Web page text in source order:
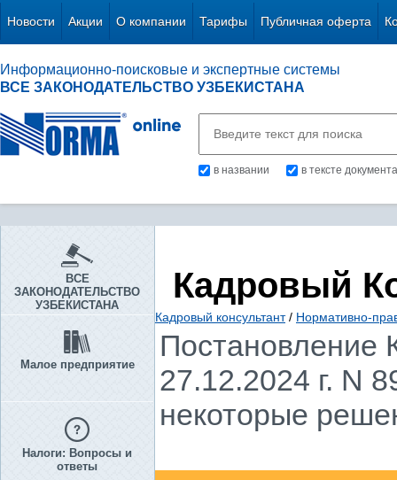
Новости Акции О компании Тарифы Публичная оферта
Информационно-поисковые и экспертные системы
ВСЕ ЗАКОНОДАТЕЛЬСТВО УЗБЕКИСТАНА
в названии в тексте документа
ВСЕ
ЗАКОНОДАТЕЛЬСТВО
УЗБЕКИСТАНА
Малое предприятие
Налоги: Вопросы и
ответы
Кадровый
Кадровый консультант / Нормативно-
Постановление
27.12.2024 г. N
некоторые